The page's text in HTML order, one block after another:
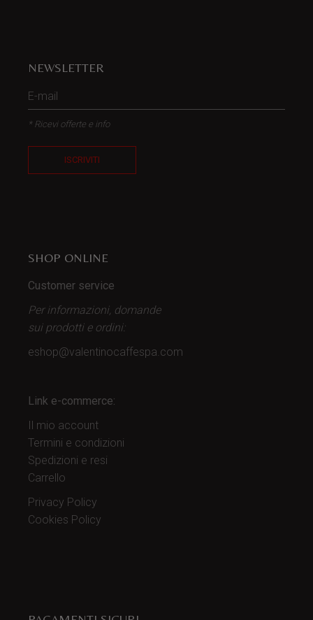
NEWSLETTER
* Ricevi offerte e info
ISCRIVITI
SHOP ONLINE
Customer service
Per informazioni, domande
sui prodotti e ordini:
eshop@valentinocaffespa.com
Link e-commerce:
Il mio account
Termini e condizioni
Spedizioni e resi
Carrello
Privacy Policy
Cookies Policy